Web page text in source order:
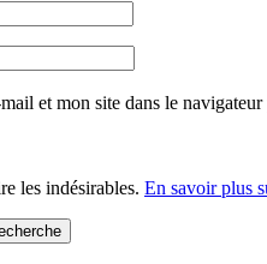
et mon site dans le
les indésirables. En savoir plus